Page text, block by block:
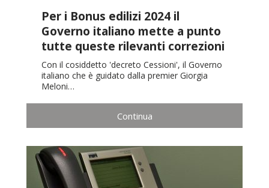
Per i Bonus edilizi 2024 il
Governo italiano mette a punto
tutte queste rilevanti correzioni
Con il cosiddetto 'decreto Cessioni', il Governo
italiano che è guidato dalla premier Giorgia
Meloni…
Continua